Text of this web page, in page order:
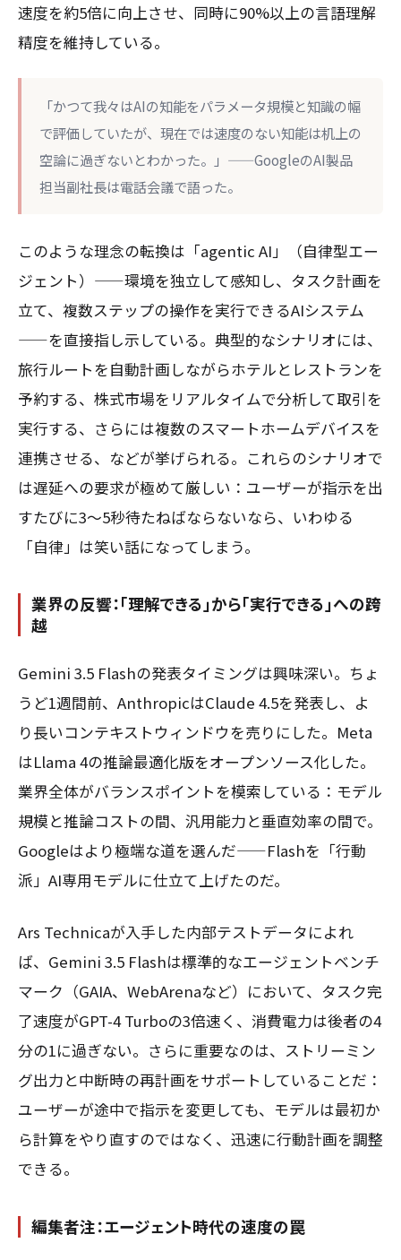
速度を約5倍に向上させ、同時に90%以上の言語理解
精度を維持している。
「かつて我々はAIの知能をパラメータ規模と知識の幅
で評価していたが、現在では速度のない知能は机上の
空論に過ぎないとわかった。」——GoogleのAI製品
担当副社長は電話会議で語った。
このような理念の転換は「agentic AI」（自律型エー
ジェント）——環境を独立して感知し、タスク計画を
立て、複数ステップの操作を実行できるAIシステム
——を直接指し示している。典型的なシナリオには、
旅行ルートを自動計画しながらホテルとレストランを
予約する、株式市場をリアルタイムで分析して取引を
実行する、さらには複数のスマートホームデバイスを
連携させる、などが挙げられる。これらのシナリオで
は遅延への要求が極めて厳しい：ユーザーが指示を出
すたびに3〜5秒待たねばならないなら、いわゆる
「自律」は笑い話になってしまう。
業界の反響：「理解できる」から「実行できる」への跨
越
Gemini 3.5 Flashの発表タイミングは興味深い。ちょ
うど1週間前、AnthropicはClaude 4.5を発表し、よ
り長いコンテキストウィンドウを売りにした。Meta
はLlama 4の推論最適化版をオープンソース化した。
業界全体がバランスポイントを模索している：モデル
規模と推論コストの間、汎用能力と垂直効率の間で。
Googleはより極端な道を選んだ——Flashを「行動
派」AI専用モデルに仕立て上げたのだ。
Ars Technicaが入手した内部テストデータによれ
ば、Gemini 3.5 Flashは標準的なエージェントベンチ
マーク（GAIA、WebArenaなど）において、タスク完
了速度がGPT-4 Turboの3倍速く、消費電力は後者の4
分の1に過ぎない。さらに重要なのは、ストリーミン
グ出力と中断時の再計画をサポートしていることだ：
ユーザーが途中で指示を変更しても、モデルは最初か
ら計算をやり直すのではなく、迅速に行動計画を調整
できる。
編集者注：エージェント時代の速度の罠